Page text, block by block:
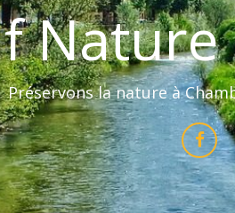
Nature
Préservons la nature à